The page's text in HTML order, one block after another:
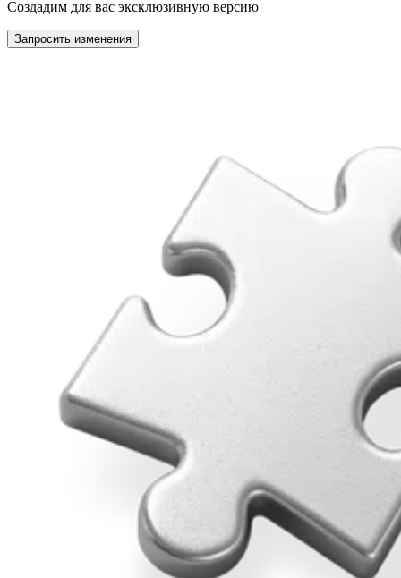
Создадим для вас эксклюзивную версию
Запросить изменения